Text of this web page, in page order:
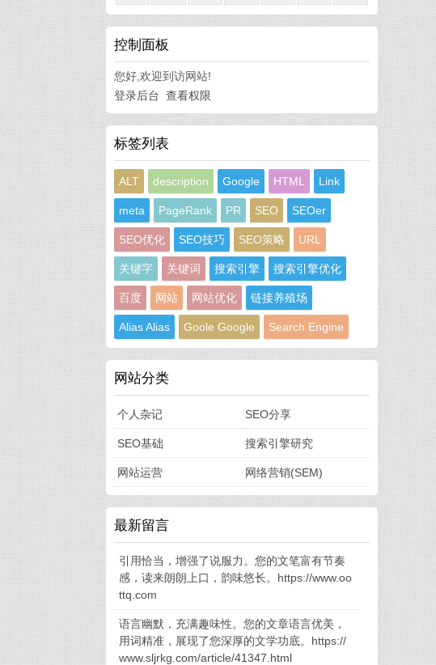
控制面板
您好,欢迎到访网站!
登录后台 查看权限
标签列表
ALT description Google HTML Link
meta PageRank PR SEO SEOer
SEO优化 SEO技巧 SEO策略 URL
关键字 关键词 搜索引擎 搜索引擎优化
百度 网站 网站优化 链接养殖场
Alias Alias Goole Google Search Engine
网站分类
个人杂记 SEO分享
SEO基础 搜索引擎研究
网站运营 网络营销(SEM)
最新留言
引用恰当，增强了说服力。您的文笔富有节奏
感，读来朗朗上口，韵味悠长。https://www.oo
ttq.com
语言幽默，充满趣味性。您的文章语言优美，
用词精准，展现了您深厚的文学功底。https://
www.sljrkg.com/article/41347.html